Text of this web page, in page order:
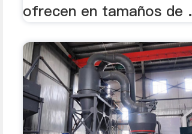
ofrecen en tamaños de .